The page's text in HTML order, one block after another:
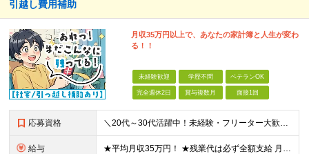
引越し費用補助
月収35万円以上で、あなたの家計簿と人生が変わ
る！！
未経験歓迎 学歴不問 ベテランOK
完全週休2日 賞与複数月 面接1回
応募資格 ＼20代～30代活躍中！未経験・フリーター大歓迎！／ ＊普通自動車免許（AT限定可）をお持ちの方 ＊学歴不問 ★「稼ぎたい」「生活を変えたい」という意欲を重視！ ★面接では「明るくハキハキとした挨拶
給与 ★平均月収35万円！ ★残業代は必ず全額支給 月給28万円～50万円＋各種手当＋賞与年2回 ※経験・能力を考慮の上、決定します。 ※試用期間3カ月あり（賞与は試用期間終了後より支給対象となります）